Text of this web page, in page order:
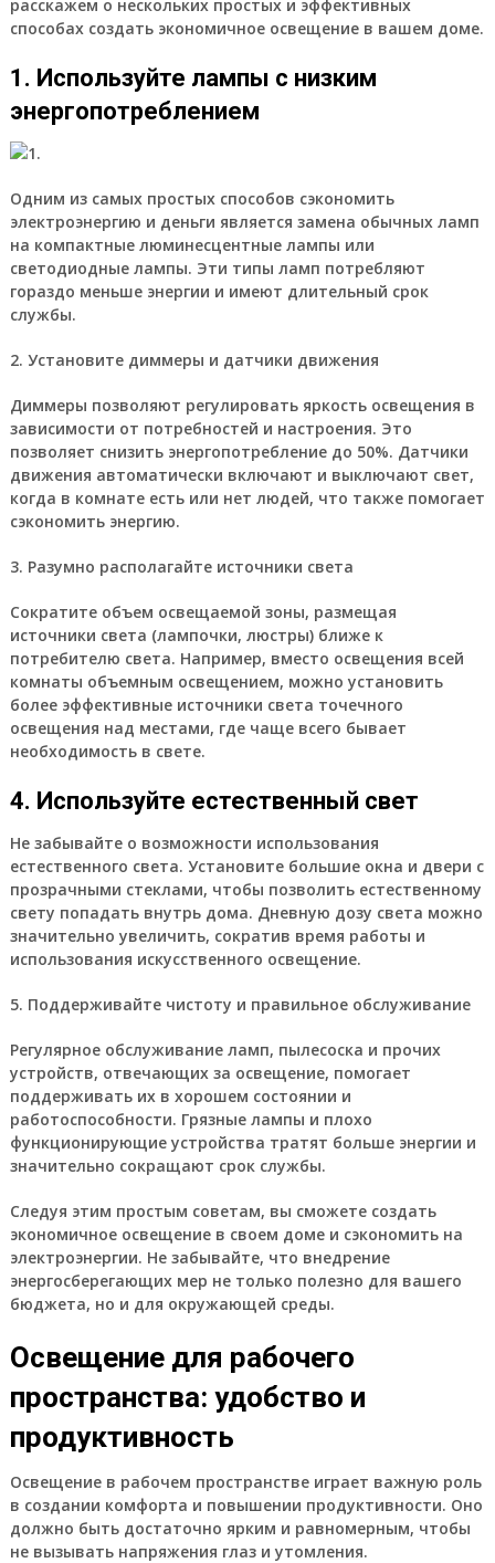
расскажем о нескольких простых и эффективных
способах создать экономичное освещение в вашем доме.
1. Используйте лампы с низким
энергопотреблением
Одним из самых простых способов сэкономить
электроэнергию и деньги является замена обычных ламп
на компактные люминесцентные лампы или
светодиодные лампы. Эти типы ламп потребляют
гораздо меньше энергии и имеют длительный срок
службы.
2. Установите диммеры и датчики движения
Диммеры позволяют регулировать яркость освещения в
зависимости от потребностей и настроения. Это
позволяет снизить энергопотребление до 50%. Датчики
движения автоматически включают и выключают свет,
когда в комнате есть или нет людей, что также помогает
сэкономить энергию.
3. Разумно располагайте источники света
Сократите объем освещаемой зоны, размещая
источники света (лампочки, люстры) ближе к
потребителю света. Например, вместо освещения всей
комнаты объемным освещением, можно установить
более эффективные источники света точечного
освещения над местами, где чаще всего бывает
необходимость в свете.
4. Используйте естественный свет
Не забывайте о возможности использования
естественного света. Установите большие окна и двери с
прозрачными стеклами, чтобы позволить естественному
свету попадать внутрь дома. Дневную дозу света можно
значительно увеличить, сократив время работы и
использования искусственного освещение.
5. Поддерживайте чистоту и правильное обслуживание
Регулярное обслуживание ламп, пылесоска и прочих
устройств, отвечающих за освещение, помогает
поддерживать их в хорошем состоянии и
работоспособности. Грязные лампы и плохо
функционирующие устройства тратят больше энергии и
значительно сокращают срок службы.
Следуя этим простым советам, вы сможете создать
экономичное освещение в своем доме и сэкономить на
электроэнергии. Не забывайте, что внедрение
энергосберегающих мер не только полезно для вашего
бюджета, но и для окружающей среды.
Освещение для рабочего
пространства: удобство и
продуктивность
Освещение в рабочем пространстве играет важную роль
в создании комфорта и повышении продуктивности. Оно
должно быть достаточно ярким и равномерным, чтобы
не вызывать напряжения глаз и утомления.